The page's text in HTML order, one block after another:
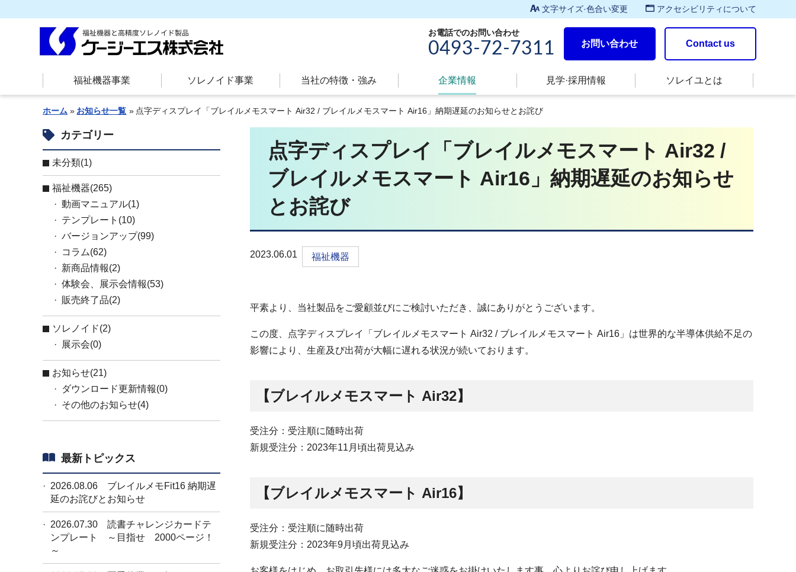
文字サイズ·色合い変更 アクセシビリティについて
お電話でのお問い合わせ
0493-72-7311 お問い合わせ Contact us
福祉機器事業 ソレノイド事業 当社の特徴・強み
現
在
の
ペ
属
企業情報 見学·採用情報 ソレイユとは
ホーム お知らせ一覧 点字ディスプレイ「ブレイルメモスマート Air32 / ブレイルメモスマート Air16」納期遅延のお知らせとお詫び
お知らせ
カテゴリー
未分類(1)
福祉機器(265)
動画マニュアル(1)
テンプレート(10)
バージョンアップ(99)
コラム(62)
新商品情報(2)
体験会、展示会情報(53)
販売終了品(2)
ソレノイド(2)
展示会(0)
お知らせ(21)
ダウンロード更新情報(0)
その他のお知らせ(4)
最新トピックス
2026.08.06
ブレイルメモFit16 納期遅
延のお詫びとお知らせ
2026.07.30
読書チャレンジカードテ
ンプレート ～目指せ 2000ページ！
～
点字ディスプレイ「ブレイルメモスマート Air32 /
ブレイルメモスマート Air16」納期遅延のお知らせ
とお詫び
2023.06.01 福祉機器
平素より、当社製品をご愛顧並びにご検討いただき、誠にありがとうございます。
この度、点字ディスプレイ「ブレイルメモスマート Air32 / ブレイルメモスマート Air16」は世界的な半導体供給不足の
影響により、生産及び出荷が大幅に遅れる状況が続いております。
【ブレイルメモスマート Air32】
受注分：受注順に随時出荷
新規受注分：2023年11月頃出荷見込み
【ブレイルメモスマート Air16】
受注分：受注順に随時出荷
新規受注分：2023年9月頃出荷見込み